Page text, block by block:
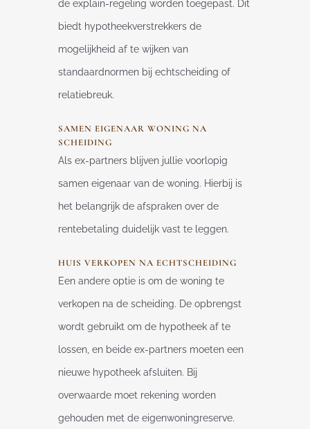
de explain-regeling worden toegepast. Dit
biedt hypotheekverstrekkers de
mogelijkheid af te wijken van
standaardnormen bij echtscheiding of
relatiebreuk.
SAMEN EIGENAAR WONING NA
SCHEIDING
Als ex-partners blijven jullie voorlopig
samen eigenaar van de woning. Hierbij is
het belangrijk de afspraken over de
rentebetaling duidelijk vast te leggen.
HUIS VERKOPEN NA ECHTSCHEIDING
Een andere optie is om de woning te
verkopen na de scheiding. De opbrengst
wordt gebruikt om de hypotheek af te
lossen, en beide ex-partners moeten een
nieuwe hypotheek afsluiten. Bij
overwaarde moet rekening worden
gehouden met de eigenwoningreserve.